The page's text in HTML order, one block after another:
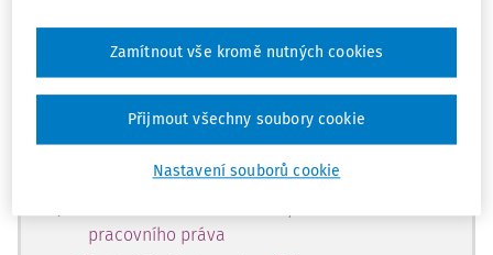
Zaregistrujte se a získejte přístup k
obsahu na 14 dní zdarma
pracovního práva
Nastavení souborů cookie
Zamítnout vše kromě nutných cookies
Přijmout všechny soubory cookie